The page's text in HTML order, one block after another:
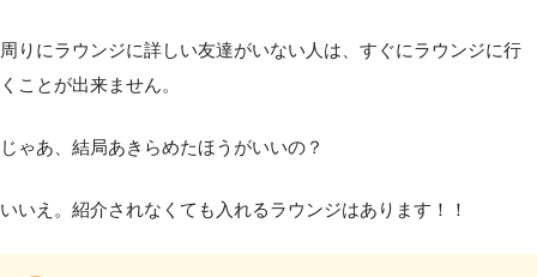
周りにラウンジに詳しい友達がいない人は、すぐにラウンジに行
くことが出来ません。
じゃあ、結局あきらめたほうがいいの？
いいえ。紹介されなくても入れるラウンジはあります！！